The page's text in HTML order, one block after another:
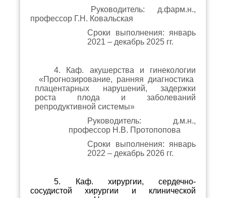
Руководитель: д.фарм.н.,
профессор Г.Н. Ковальская
Сроки выполнения: январь
2021 – декабрь 2025 гг.
4. Каф. акушерства и гинекологии
«Прогнозирование, ранняя диагностика
плацентарных нарушений, задержки
роста плода и заболеваний
репродуктивной системы»
Руководитель: д.м.н.,
профессор Н.В. Протопопова
Сроки выполнения: январь
2022 – декабрь 2026 гг.
5. Каф. хирургии, сердечно-
сосудистой хирургии и клинической